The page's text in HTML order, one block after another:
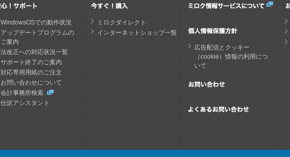
WindowsOSでの動作状況
アップデートプログラムの
ご案内
法改正への対応状況一覧
サポート終了のご案内
対応専用用紙のご注文
お問い合わせについて
会計事務所検索
仕訳アシスタント
ミロクダイレクト
インターネットショップ一覧
広告配信とクッキー
（cookie）情報の利用につ
いて